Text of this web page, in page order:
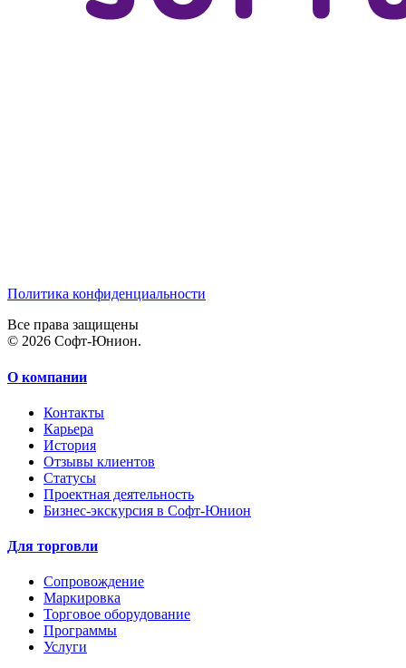
Политика конфиденциальности
Все права защищены
© 2026 Софт-Юнион.
О компании
Контакты
Карьера
История
Отзывы клиентов
Статусы
Проектная деятельность
Бизнес-экскурсия в Софт-Юнион
Для торговли
Сопровождение
Маркировка
Торговое оборудование
Программы
Услуги